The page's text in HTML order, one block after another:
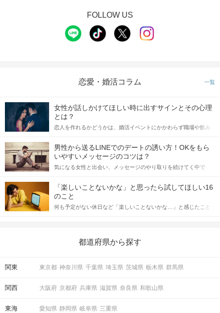
FOLLOW US
恋愛・婚活コラム 一覧
女性が話しかけてほしい時に出すサインとその心理
とは？
恋人を作れるかどうかは、婚活イベントにかかわらず職場や飲み
てアプローチできるかにも左右されます。 これから恋人作りを本
格的に始めようとしている方は、女性が異性を求めて出すサイン
をしっかりと理解し、正しい行動に移せるかどうかが重要。 この
記事では、女性が話しかけて欲しい時に出すサインとその心理を
合にどのような行動に繋げるべきかをご紹介していきます。
男性から送るLINEでのデートの誘い方！OKをもら
いやすいメッセージのコツは？
気になる女性と出会い、メッセージのやり取りを続けてく中で
しかし、中には「どう誘ったらいいの？」とお困りの男性もいら
っしゃるのではないでしょうか。 そこで今回は、男性から女性へ
送るLINEでのデートの誘い方のコツをご紹介します。例文も混じ
えながら解説するので、ぜひ参考にしてください。
「楽しいことないかな」と思ったら試してほしい16
のこと
何も予定がない休日など「楽しいことないかな…」と感じたこと
の楽しいことアイデアを集めました♪ いままさに楽しいことを探し
都道府県から探す
関東 東京都 神奈川県 千葉県 埼玉県 茨城県 栃木県 群馬県
関西 大阪府 京都府 兵庫県 滋賀県 奈良県 和歌山県
東海 愛知県 静岡県 岐阜県 三重県